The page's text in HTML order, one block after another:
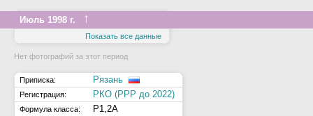
Июль 1998 г. ↑
Показать все данные
Нет фотографий за этот период
Приписка: Рязань
Регистрация: РКО (РРР до 2022)
Формула класса:
Р1,2А